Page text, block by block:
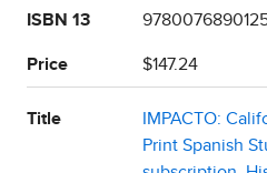
ISBN 13
Price $147.24
Title
IMPACTO:
Print Spanish